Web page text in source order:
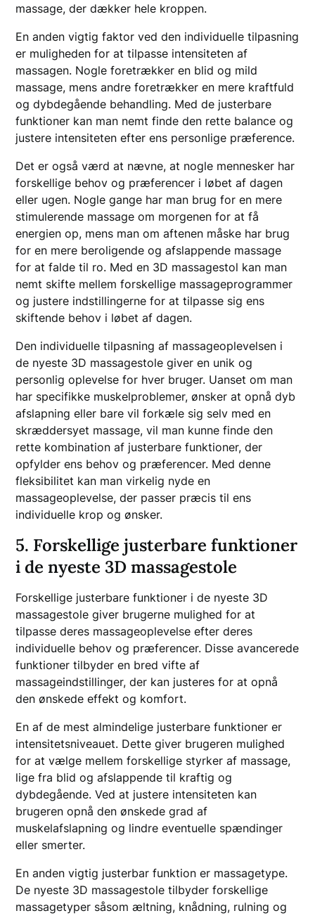
massage, der dækker hele kroppen.
En anden vigtig faktor ved den individuelle tilpasning
er muligheden for at tilpasse intensiteten af
massagen. Nogle foretrækker en blid og mild
massage, mens andre foretrækker en mere kraftfuld
og dybdegående behandling. Med de justerbare
funktioner kan man nemt finde den rette balance og
justere intensiteten efter ens personlige præference.
Det er også værd at nævne, at nogle mennesker har
forskellige behov og præferencer i løbet af dagen
eller ugen. Nogle gange har man brug for en mere
stimulerende massage om morgenen for at få
energien op, mens man om aftenen måske har brug
for en mere beroligende og afslappende massage
for at falde til ro. Med en 3D massagestol kan man
nemt skifte mellem forskellige massageprogrammer
og justere indstillingerne for at tilpasse sig ens
skiftende behov i løbet af dagen.
Den individuelle tilpasning af massageoplevelsen i
de nyeste 3D massagestole giver en unik og
personlig oplevelse for hver bruger. Uanset om man
har specifikke muskelproblemer, ønsker at opnå dyb
afslapning eller bare vil forkæle sig selv med en
skræddersyet massage, vil man kunne finde den
rette kombination af justerbare funktioner, der
opfylder ens behov og præferencer. Med denne
fleksibilitet kan man virkelig nyde en
massageoplevelse, der passer præcis til ens
individuelle krop og ønsker.
5. Forskellige justerbare funktioner
i de nyeste 3D massagestole
Forskellige justerbare funktioner i de nyeste 3D
massagestole giver brugerne mulighed for at
tilpasse deres massageoplevelse efter deres
individuelle behov og præferencer. Disse avancerede
funktioner tilbyder en bred vifte af
massageindstillinger, der kan justeres for at opnå
den ønskede effekt og komfort.
En af de mest almindelige justerbare funktioner er
intensitetsniveauet. Dette giver brugeren mulighed
for at vælge mellem forskellige styrker af massage,
lige fra blid og afslappende til kraftig og
dybdegående. Ved at justere intensiteten kan
brugeren opnå den ønskede grad af
muskelafslapning og lindre eventuelle spændinger
eller smerter.
En anden vigtig justerbar funktion er massagetype.
De nyeste 3D massagestole tilbyder forskellige
massagetyper såsom æltning, knådning, rulning og